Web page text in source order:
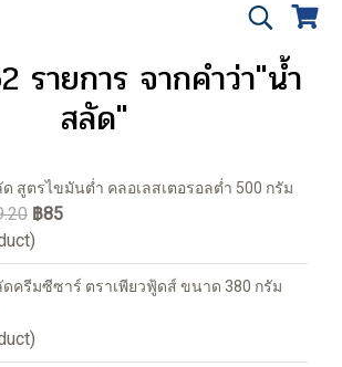
รายการ จากคำว่า"น้ำ
สลัด"
สูตรไขมันต่ำ คลอเลสเตอรอลต่ำ 500 กรัม
฿85
ครีมซีซาร์ ตราเพียวฟู้ดส์ ขนาด 380 กรัม